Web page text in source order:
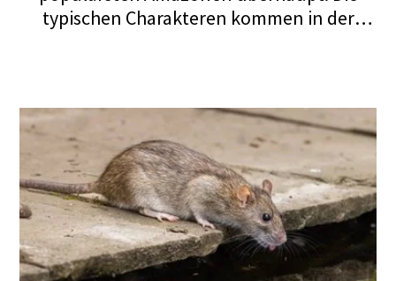
typischen Charakteren kommen in der
der Schweiz nicht mehr häufig gezüchtet.
Es sind laute Vögel, deren Haltung
tolerante Nachbarn erfordert.